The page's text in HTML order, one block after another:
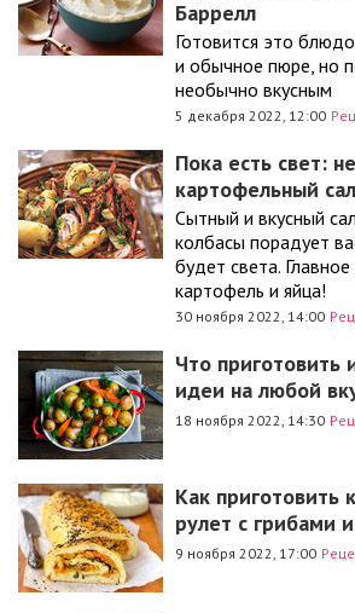
Баррелл
Готовится это
и обычное пюре, но
необычно вкусным
5 декабря 2022, 12:00
Пока есть свет:
картофельный
Сытный и вкусный
колбасы порадует
будет света.
картофель и яйца!
30 ноября 2022, 14:00
Что приготовить
идеи на любой
18 ноября 2022, 14:30
Как приготовить
рулет с грибами
9 ноября 2022, 17:00